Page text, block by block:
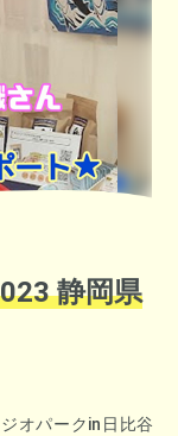
静岡県
オパークin日比谷